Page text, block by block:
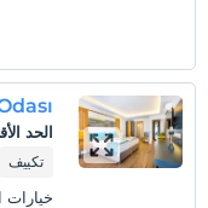
الحد
تكييف
خيارات